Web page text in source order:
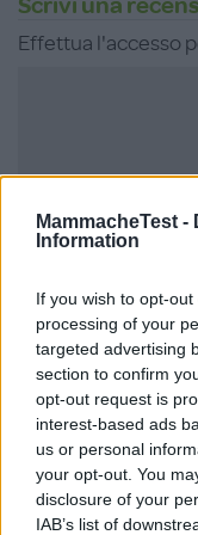
MammacheTest -
Information
If you wish to opt-
processing of your
targeted advertising
section to confirm
opt-out request is
interest-based ads
us or personal
your opt-out. You
disclosure of your
IAB’s list of
Scrivi una
Effettua l'accesso